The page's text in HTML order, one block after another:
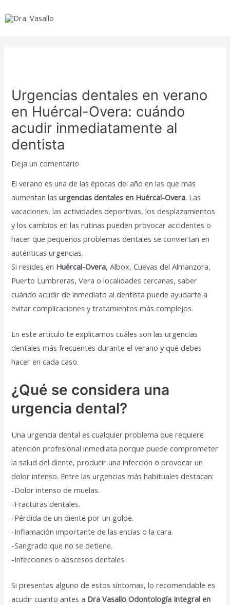
Urgencias dentales en verano
en Huércal-Overa: cuándo
acudir inmediatamente al
dentista
Deja un comentario
El verano es una de las épocas del año en las que más
aumentan lasurgencias dentales en Huércal-Overa. Las
vacaciones, las actividades deportivas, los desplazamientos
y los cambios en las rutinas pueden provocar accidentes o
hacer que pequeños problemas dentales se conviertan en
auténticas urgencias.
Si resides en Huércal-Overa, Albox, Cuevas del Almanzora,
Puerto Lumbreras, Vera o localidades cercanas, saber
cuándo acudir de inmediato al dentista puede ayudarte a
evitar complicaciones y tratamientos más complejos.
En este artículo te explicamos cuáles son las urgencias
dentales más frecuentes durante el verano y qué debes
hacer en cada caso.
¿Qué se considera una
urgencia dental?
Una urgencia dental es cualquier problema que requiere
atención profesional inmediata porque puede comprometer
la salud del diente, producir una infección o provocar un
dolor intenso. Entre las urgencias más habituales destacan:
-Dolor intenso de muelas.
-Fracturas dentales.
-Pérdida de un diente por un golpe.
-Inflamación importante de las encías o la cara.
-Sangrado que no se detiene.
-Infecciones o abscesos dentales.
Si presentas alguno de estos síntomas, lo recomendable es
acudir cuanto antes a Dra Vasallo Odontología Integral en